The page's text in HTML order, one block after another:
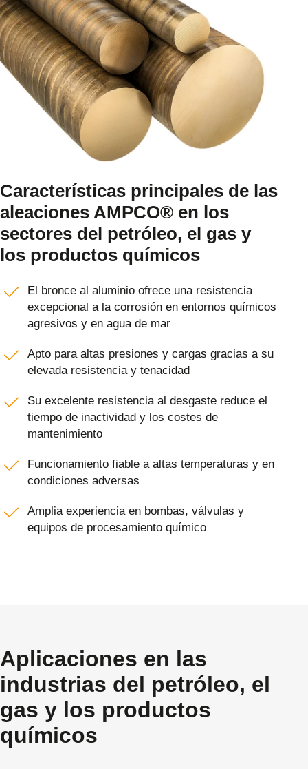
Características principales de las
aleaciones AMPCO® en los
sectores del petróleo, el gas y
los productos químicos
El bronce al aluminio ofrece una resistencia
excepcional a la corrosión en entornos químicos
agresivos y en agua de mar
Apto para altas presiones y cargas gracias a su
elevada resistencia y tenacidad
Su excelente resistencia al desgaste reduce el
tiempo de inactividad y los costes de
mantenimiento
Funcionamiento fiable a altas temperaturas y en
condiciones adversas
Amplia experiencia en bombas, válvulas y
equipos de procesamiento químico
Aplicaciones en las
industrias del petróleo, el
gas y los productos
químicos